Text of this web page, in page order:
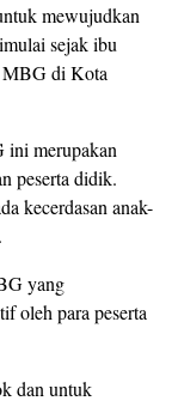
mewujudkan
sejak ibu
MBG di Kota
ini merupakan
peserta didik.
kecerdasan anak-
yang
oleh para peserta
dan untuk